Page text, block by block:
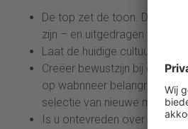
De top zet de toon. Dáár
zijn – en uitgedragen worden.
Laat de huidige cultuur eens
Creëer bewustzijn bij de
op wabnneer belangrijke
selectie van nieuwe
Is u ontevreden over ‘ist’,